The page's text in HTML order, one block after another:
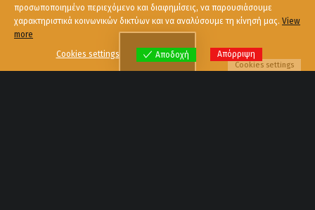
Menu
προσωποποιημένο περιεχόμενο και διαφημίσεις, να παρουσιάσουμε
χαρακτηριστικά κοινωνικών δικτύων και να αναλύσουμε τη κίνησή μας. View
more
Cookies settings
Αποδοχή Απόρριψη
Cookies settings